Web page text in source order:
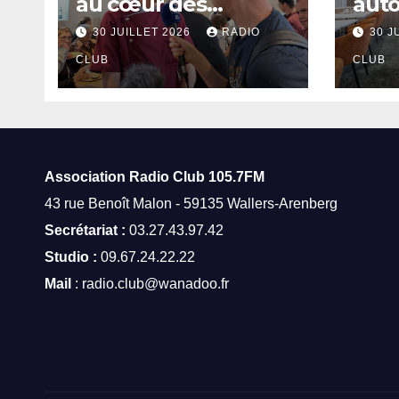
thermes de Saint-
Amand-les-Eaux
30 JUILLET 2026 RADIO
CLUB
à 30
CLUB
Association Radio Club 105.7FM
43 rue Benoît Malon - 59135 Wallers-Arenberg
Secrétariat : 03.27.43.97.42
Studio : 09.67.24.22.22
Mail : radio.club@wanadoo.fr